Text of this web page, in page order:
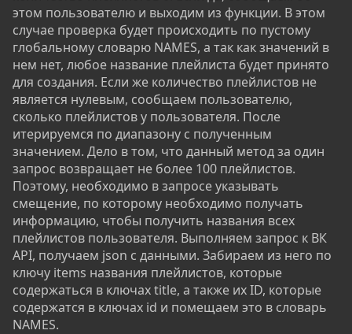
этом пользователю и выходим из функции. В этом
случае проверка будет происходить по пустому
глобальному словарю NAMES, а так как значений в
нем нет, любое название плейлиста будет принято
для создания. Если же количество плейлистов не
является нулевым, сообщаем пользователю,
сколько плейлистов у пользователя. После
итерируемся по диапазону с полученным
значением. Дело в том, что данный метод за один
запрос возвращает не более 100 плейлистов.
Поэтому, необходимо в запросе указывать
смещение, по которому необходимо получать
информацию, чтобы получить названия всех
плейлистов пользователя. Выполняем запрос к ВК
API, получаем json с данными. Забираем из него по
ключу items названия плейлистов, которые
содержаться в ключах title, а также их ID, которые
содержатся в ключах id и помещаем это в словарь
NAMES.